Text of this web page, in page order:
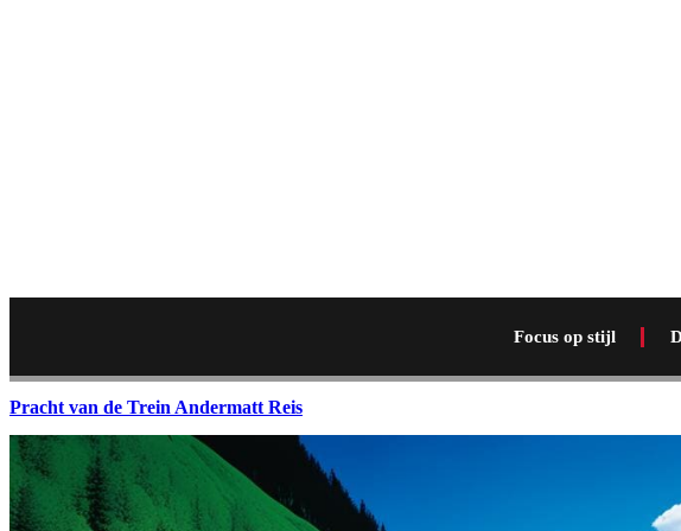
Focus op stijl
Pracht van de Trein Andermatt Reis